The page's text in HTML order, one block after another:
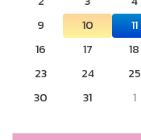
9
10 11
16
17 18
23
24 25
30
31 1